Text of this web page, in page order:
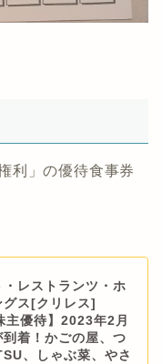
利」の優待食事券
・レストランツ・ホ
グス[クリレス]
優待】2023年2月
着！かごの屋、つ
、しゃぶ菜、やさ